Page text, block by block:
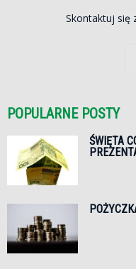
Skontaktuj się
POPULARNE POSTY
ŚWIĘTA